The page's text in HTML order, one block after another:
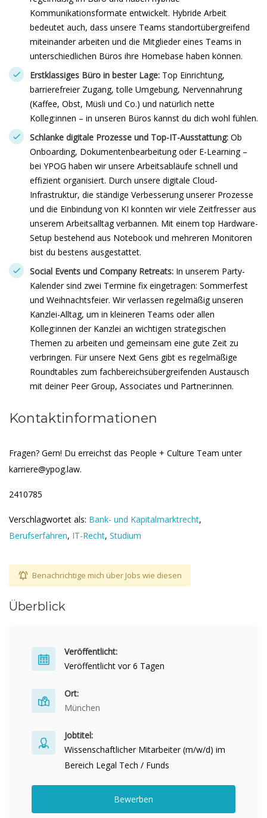
Kommunikationsformate entwickelt. Hybride Arbeit
bedeutet auch, dass unsere Teams standortübergreifend
miteinander arbeiten und die Mitglieder eines Teams in
unterschiedlichen Büros ihre Homebase haben können.
Erstklassiges Büro in bester Lage: Top Einrichtung,
barrierefreier Zugang, tolle Umgebung, Nervennahrung
(Kaffee, Obst, Müsli und Co.) und natürlich nette
Kolleg:innen – in unseren Büros kannst du dich wohl fühlen.
Schlanke digitale Prozesse und Top-IT-Ausstattung: Ob
Onboarding, Dokumentenbearbeitung oder E-Learning –
bei YPOG haben wir unsere Arbeitsabläufe schnell und
effizient organisiert. Durch unsere digitale Cloud-
Infrastruktur, die ständige Verbesserung unserer Prozesse
und die Einbindung von KI konnten wir viele Zeitfresser aus
unserem Arbeitsalltag verbannen. Mit einem top Hardware-
Setup bestehend aus Notebook und mehreren Monitoren
bist du bestens ausgestattet.
Social Events und Company Retreats: In unserem Party-
Kalender sind zwei Termine fix eingetragen: Sommerfest
und Weihnachtsfeier. Wir verlassen regelmäßig unseren
Kanzlei-Alltag, um in kleineren Teams oder allen
Kolleg:innen der Kanzlei an wichtigen strategischen
Themen zu arbeiten und gemeinsam eine gute Zeit zu
verbringen. Für unsere Next Gens gibt es regelmäßige
Roundtables zum fachbereichsübergreifenden Austausch
mit deiner Peer Group, Associates und Partner:innen.
Kontaktinformationen
Fragen? Gern! Du erreichst das ​People + Culture Team unter
karriere@ypog.law.
2410785
Verschlagwortet als: Bank- und Kapitalmarktrecht,
Berufserfahren, IT-Recht, Studium
Benachrichtige mich über Jobs wie diesen
Überblick
Veröffentlicht:
Veröffentlicht vor 6 Tagen
Ort:
München
Jobtitel:
Wissenschaftlicher Mitarbeiter (m/w/d) im
Bereich Legal Tech / Funds
Bewerben